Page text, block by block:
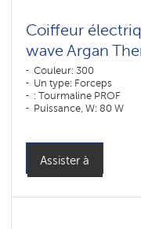
Coiffeur
wave Argan
Couleur: 300
Un type: Forceps
: Tourmaline PROF
Puissance, W: 80 W
Assister à